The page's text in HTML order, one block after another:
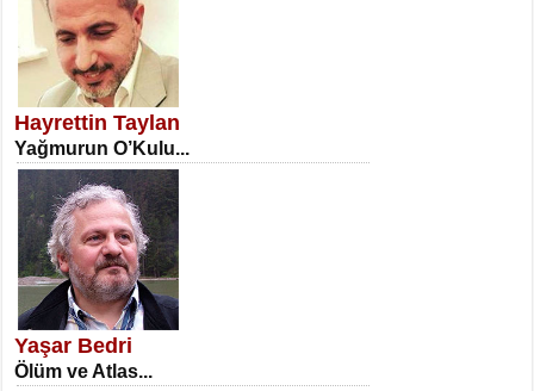
NECLA DİLEK ARSLAN
Öğretmenler Günü Mahkemesi...
İSA KARATEPE
Ekranlar Arasında Kaybolan İnsan...
Hayrettin Taylan
Yağmurun O’Kulu...
Yaşar Bedri
Ölüm ve Atlas...